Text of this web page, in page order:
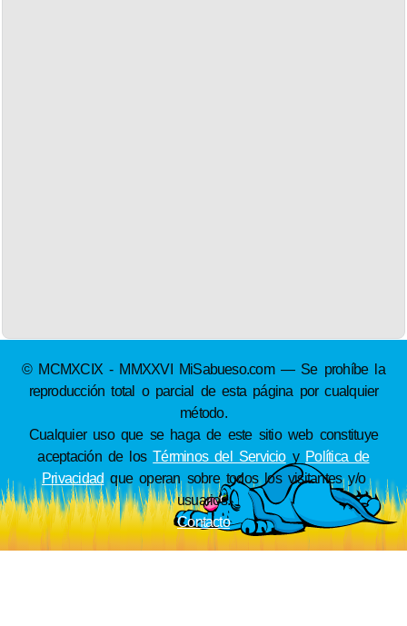
© MCMXCIX - MMXXVI MiSabueso.com — Se prohíbe la
reproducción total o parcial de esta página por cualquier
método.
Cualquier uso que se haga de este sitio web constituye
aceptación de losTérminos del Servicioy Política de
Privacidad que operan sobre todos los visitantes y/o
usuarios.
Contacto